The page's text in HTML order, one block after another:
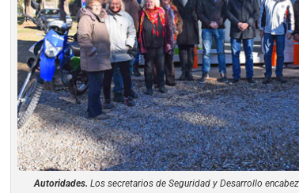
Autoridades. Los secretarios de Seguridad y Desarrollo